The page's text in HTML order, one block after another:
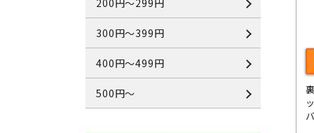
200円～299円
300円～399円
400円～499円
500円～